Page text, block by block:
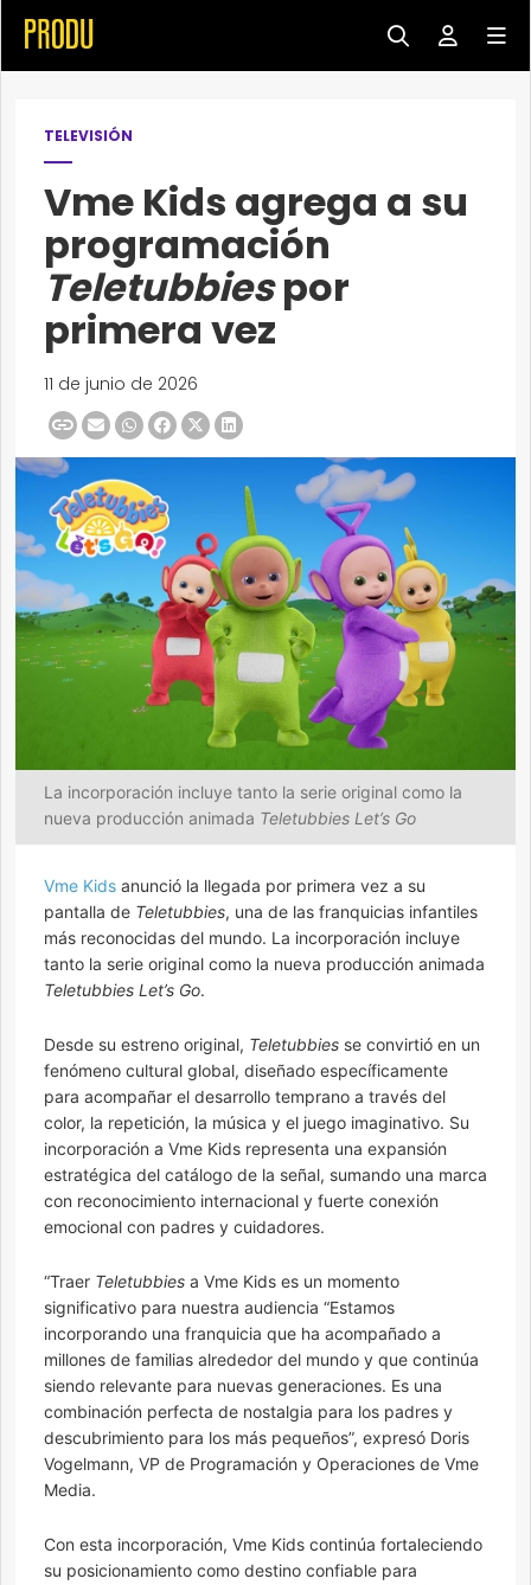
TELEVISIÓN
Vme Kids agrega a su
programación
Teletubbiespor
primera vez
11 de junio de 2026
La incorporación incluye tanto la serie original como la
nueva producción animada Teletubbies Let’s Go
Vme Kids anunció la llegada por primera vez a su
pantalla de Teletubbies, una de las franquicias infantiles
más reconocidas del mundo. La incorporación incluye
tanto la serie original como la nueva producción animada
Teletubbies Let’s Go.
Desde su estreno original, Teletubbies se convirtió en un
fenómeno cultural global, diseñado específicamente
para acompañar el desarrollo temprano a través del
color, la repetición, la música y el juego imaginativo. Su
incorporación a Vme Kids representa una expansión
estratégica del catálogo de la señal, sumando una marca
con reconocimiento internacional y fuerte conexión
emocional con padres y cuidadores.
“Traer Teletubbies a Vme Kids es un momento
significativo para nuestra audiencia “Estamos
incorporando una franquicia que ha acompañado a
millones de familias alrededor del mundo y que continúa
siendo relevante para nuevas generaciones. Es una
combinación perfecta de nostalgia para los padres y
descubrimiento para los más pequeños”, expresó Doris
Vogelmann, VP de Programación y Operaciones de Vme
Media.
Con esta incorporación, Vme Kids continúa fortaleciendo
su posicionamiento como destino confiable para